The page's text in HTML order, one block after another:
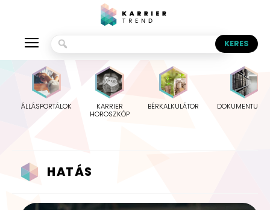
ÁLLÁSPORTÁLOK
KARRIER
HOROSZKÓP
BÉRKALKULÁTOR
HATÁS